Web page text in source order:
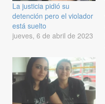
La justicia pidió su
detención pero el violador
está suelto
jueves, 6 de abril de 2023